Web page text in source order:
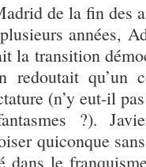
de la fin des
années,
la transition
redoutait qu’un
(n’y eut-il
?).
quiconque
dans le